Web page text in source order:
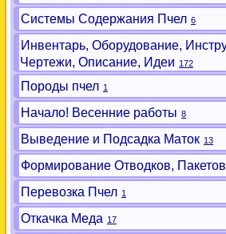
Системы Содержания Пчел 6
Инвентарь, Оборудование,
Чертежи, Описание, Идеи 172
Породы пчел 1
Начало! Весенние работы 8
Выведение и Подсадка Маток 13
Формирование Отводков, Пакетов
Перевозка Пчел 1
Откачка Меда 17